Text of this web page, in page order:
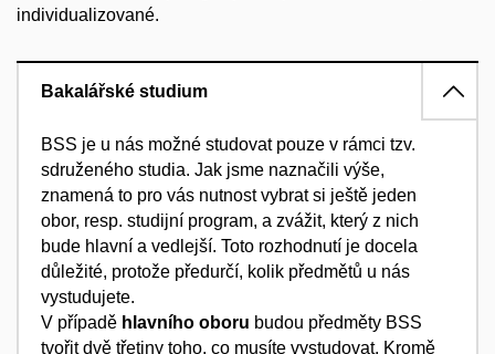
individualizované.
Bakalářské studium
BSS je u nás možné studovat pouze v rámci tzv.
sdruženého studia. Jak jsme naznačili výše,
znamená to pro vás nutnost vybrat si ještě jeden
obor, resp. studijní program, a zvážit, který z nich
bude hlavní a vedlejší. Toto rozhodnutí je docela
důležité, protože předurčí, kolik předmětů u nás
vystudujete.
V případě hlavního oboru budou předměty BSS
tvořit dvě třetiny toho, co musíte vystudovat. Kromě